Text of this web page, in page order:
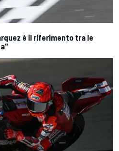
è il riferimento tra le